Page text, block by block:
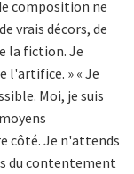
composition ne
vrais décors, de
la fiction. Je
l'artifice. » « Je
Moi, je suis
côté. Je n'attends
du contentement